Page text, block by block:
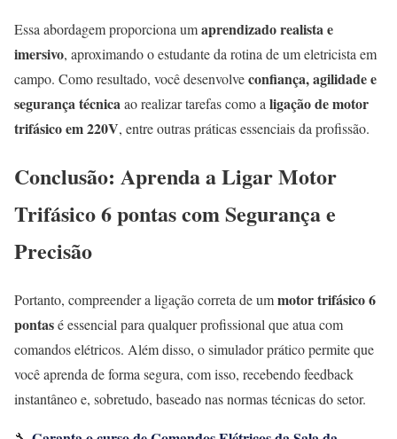
Essa abordagem proporciona umaprendizado realista e
imersivo, aproximando o estudante da rotina de um eletricista em
campo. Como resultado, você desenvolveconfiança, agilidade e
segurança técnica ao realizar tarefas como a ligação de motor
trifásico em 220V, entre outras práticas essenciais da profissão.
Conclusão: Aprenda a Ligar Motor
Trifásico 6 pontas com Segurança e
Precisão
Portanto, compreender a ligação correta de ummotor trifásico 6
pontasé essencial para qualquer profissional que atua com
comandos elétricos. Além disso, o simulador prático permite que
você aprenda de forma segura, com isso, recebendo feedback
instantâneo e, sobretudo, baseado nas normas técnicas do setor.